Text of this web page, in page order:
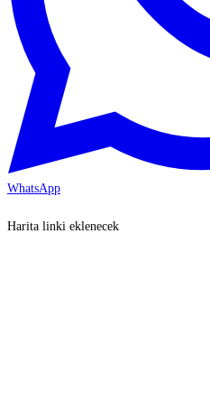
WhatsApp
Harita linki eklenecek